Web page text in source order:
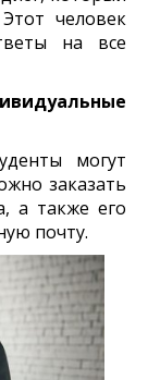
человек
на все
могут
заказать
а также его
почту.